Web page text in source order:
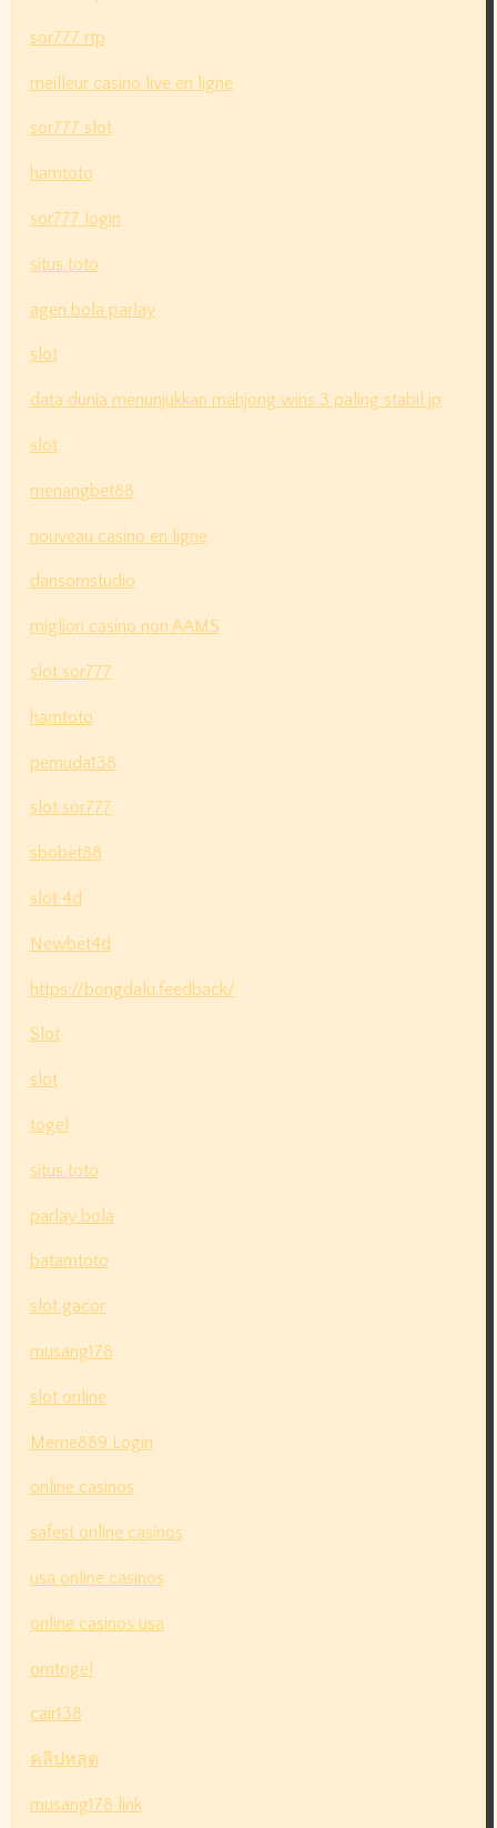
sor777 rtp
meilleur casino live en ligne
sor777 slot
hamtoto
sor777 login
situs toto
agen bola parlay
slot
data dunia menunjukkan mahjong wins 3 paling stabil jp
slot
menangbet88
nouveau casino en ligne
dansomstudio
migliori casino non AAMS
slot sor777
hamtoto
pemuda138
slot sor777
sbobet88
slot 4d
Newbet4d
https://bongdalu.feedback/
Slot
slot
togel
situs toto
parlay bola
batamtoto
slot gacor
musang178
slot online
Meme889 Login
online casinos
safest online casinos
usa online casinos
online casinos usa
omtogel
cair138
คลิปหลุด
musang178 link